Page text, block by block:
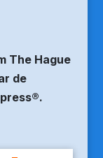
The Hague
de